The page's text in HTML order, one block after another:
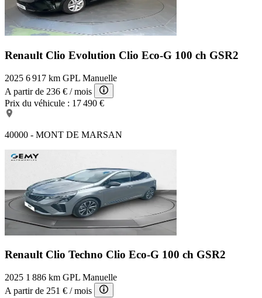
Renault Clio Evolution Clio Eco-G 100 ch GSR2
2025 6 917 km GPL Manuelle
A partir de 236 € / mois
Prix du véhicule : 17 490 €
40000 - MONT DE MARSAN
Renault Clio Techno Clio Eco-G 100 ch GSR2
2025 1 886 km GPL Manuelle
A partir de 251 € / mois